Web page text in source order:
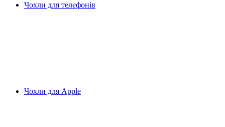
Чохли для телефонів
Чохли для Apple